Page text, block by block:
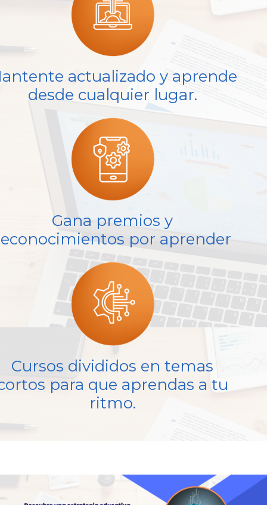
actualizado y aprende
desde cualquier lugar.
Gana premios y
por aprender
Cursos divididos en temas
para que aprendas a tu
ritmo.